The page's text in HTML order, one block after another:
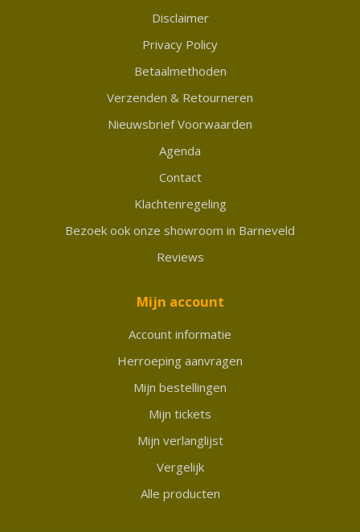
Disclaimer
Privacy Policy
Betaalmethoden
Verzenden & Retourneren
Nieuwsbrief Voorwaarden
Agenda
Contact
Klachtenregeling
Bezoek ook onze showroom in Barneveld
Reviews
Mijn account
Account informatie
Herroeping aanvragen
Mijn bestellingen
Mijn tickets
Mijn verlanglijst
Vergelijk
Alle producten